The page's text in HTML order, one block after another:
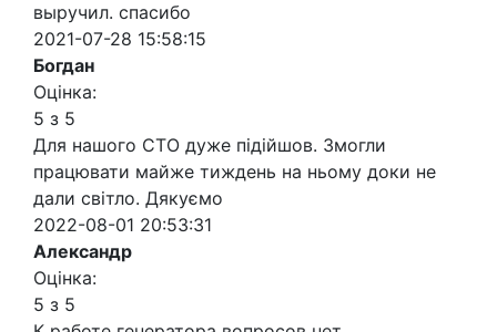
выручил. спасибо
2021-07-28 15:58:15
Богдан
Оцінка:
5 з 5
Для нашого СТО дуже підійшов. Змогли
працювати майже тиждень на ньому доки не
дали світло. Дякуємо
2022-08-01 20:53:31
Александр
Оцінка:
5 з 5